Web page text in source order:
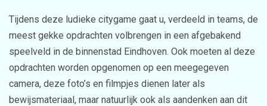
Tijdens deze ludieke citygame gaat u, verdeeld in teams, de
meest gekke opdrachten volbrengen in een afgebakend
speelveld in de binnenstad Eindhoven. Ook moeten al deze
opdrachten worden opgenomen op een meegegeven
camera, deze foto’s en filmpjes dienen later als
bewijsmateriaal, maar natuurlijk ook als aandenken aan dit